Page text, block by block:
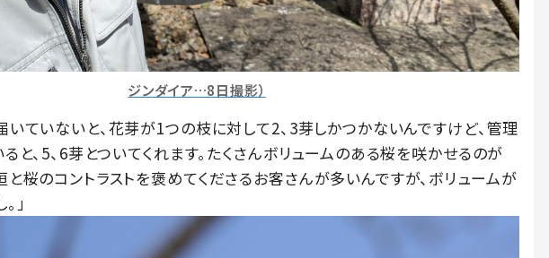
ジンダイア…8日撮影）
ていないと、花芽が1つの枝に対して2、3芽しかつかないんですけど、管理
と、5、6芽とついてくれます。たくさんボリュームのある桜を咲かせるのが
桜のコントラストを褒めてくださるお客さんが多いんですが、ボリュームが
」